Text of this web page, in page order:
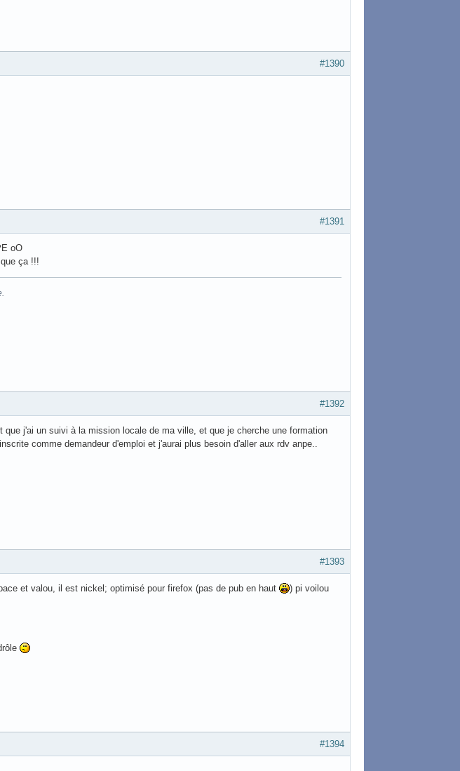
#1390
#1391
oO
ça !!!
#1392
j'ai un suivi à la mission locale de ma ville, et que je cherche une formation
comme demandeur d'emploi et j'aurai plus besoin d'aller aux rdv anpe..
#1393
et valou, il est nickel; optimisé pour firefox (pas de pub en haut ) pi voilou
#1394